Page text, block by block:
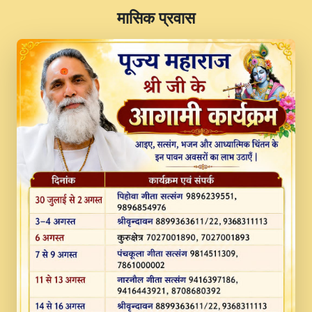
JINU SATGURU AAP BULAVE by Rasik
Pawan ji 20-11-19 Sankirtan At VEER JI
PRABHU KUTEER CHANNEL.mp3
Kina Sohna Tera Bhawan Sajaya Mata
Vaishno Devi Aarti Mata Rani Bhajan By
Lakhwinder Wadali Ji.mp3
MERE MANN VICH KANTH KALER
NEW PUNAJBI DEVOTIONAL SONG 2017
FULL VIDEO HD.mp3
Na To Roop Hai Bindu Ji Maharaj Pad - A
Divine Bhajan by Shri Indresh Ji
#BhaktiPath.mp3
Radha Rani Ki Kirpa Best Devotional
Song By Chitra Vichitra.mp3
​मासिक प्रवास